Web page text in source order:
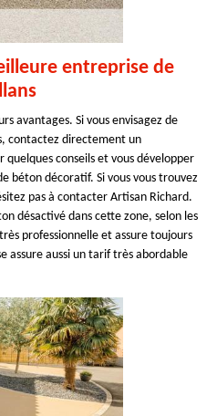
entreprise de
avantages. Si vous envisagez de
contactez directement un
conseils et vous développer
béton décoratif. Si vous vous trouvez
pas à contacter Artisan Richard.
désactivé dans cette zone, selon les
professionnelle et assure toujours
assure aussi un tarif très abordable